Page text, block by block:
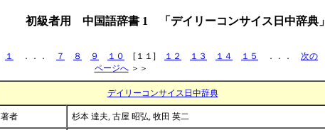
初級者用 中国語辞書 1 「デイリーコンサイス日中辞典」
１ ．．． ７ ８ ９ １０ [１１] １２ １３ １４ １５ ．．． 次の
ページへ＞＞
デイリーコンサイス日中辞典
著者 杉本 達夫, 古屋 昭弘, 牧田 英二